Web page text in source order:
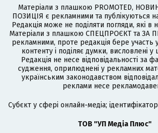
Матеріали з плашкою PROMOTED,
ПОЗИЦІЯ є рекламними та публікуються
Редакція може не поділяти погляди, які в
Матеріали з плашкою СПЕЦПРОЄКТ та ЗА
рекламними, проте редакція бере участь
контенту і поділяє думки, висловлені у
Редакція не несе відповідальності за
судження, оприлюднені у рекламних
українським законодавством
реклами несе
Cубєкт у сфері онлайн-медіа;
ТОВ "УП Медіа Плюс"